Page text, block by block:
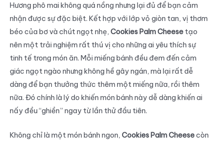
Hương phô mai không quá nồng nhưng lại đủ để bạn cảm
nhận được sự đặc biệt. Kết hợp với lớp vỏ giòn tan, vị thơm
béo của bơ và chút ngọt nhẹ, Cookies Palm Cheese tạo
nên một trải nghiệm rất thú vị cho những ai yêu thích sự
tinh tế trong món ăn. Mỗi miếng bánh đều đem đến cảm
giác ngọt ngào nhưng không hề gây ngán, mà lại rất dễ
dàng để bạn thưởng thức thêm một miếng nữa, rồi thêm
nữa. Đó chính là lý do khiến món bánh này dễ dàng khiến ai
nấy đều “ghiền” ngay từ lần thử đầu tiên.
Không chỉ là một món bánh ngon, Cookies Palm Cheesecòn